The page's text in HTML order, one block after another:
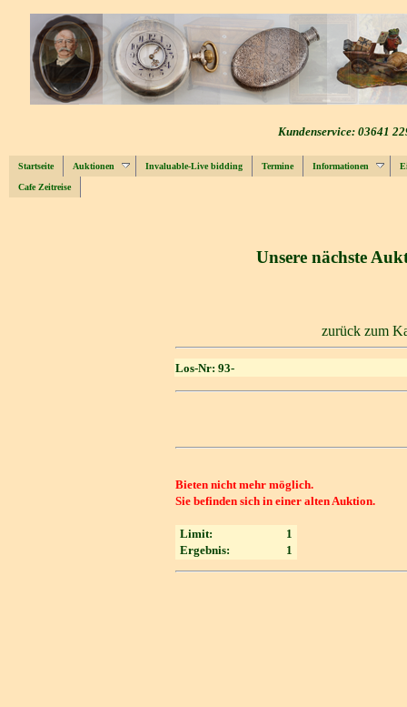
Kundenservice: 03641
Startseite Auktionen Invaluable-Live bidding Termine Informationen
Cafe Zeitreise
Unsere nächste
zurück zum
Los-Nr: 93-
Bieten nicht mehr möglich.
Sie befinden sich in einer alten Auktion.
Limit:
1
Ergebnis:
1